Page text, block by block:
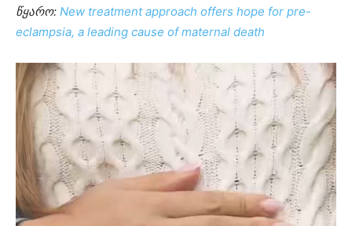
წყარო: New treatment approach offers hope for pre-
eclampsia, a leading cause of maternal death
ვიდეო
დამკვრელი